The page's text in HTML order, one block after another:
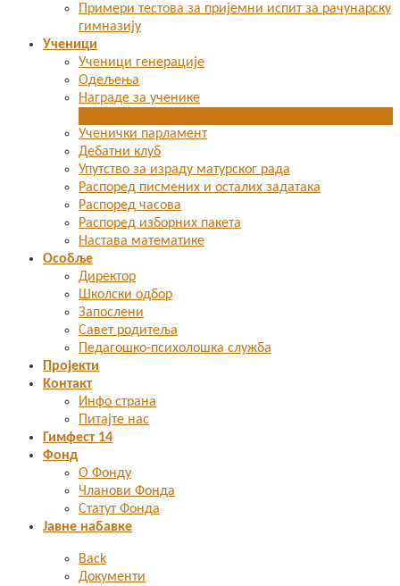
Примери тестова за пријемни испит за рачунарску
гимназију
Ученици
Ученици генерације
Одељења
Награде за ученике
Ученички парламент
Дебатни клуб
Упутство за израду матурског рада
Распоред писмених и осталих задатака
Распоред часова
Распоред изборних пакета
Настава математике
Особље
Директор
Школски одбор
Запослени
Савет родитеља
Педагошко-психолошка служба
Пројекти
Контакт
Инфо страна
Питајте нас
Гимфест 14
Фонд
О Фонду
Чланови Фонда
Статут Фонда
Јавне набавке
Back
Документи